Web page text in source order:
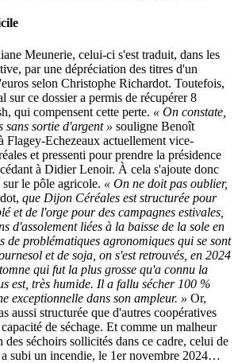
Meunerie, celui-ci s'est traduit, dans les
par une dépréciation des titres d'un
selon Christophe Richardot. Toutefois,
sur ce dossier a permis de récupérer 8
qui compensent cette perte. « On constate,
sans sortie d'argent » souligne Benoît
Flagey-Echezeaux actuellement vice-
et pressenti pour prendre la présidence
à Didier Lenoir. À cela s'ajoute donc
le pôle agricole. « On ne doit pas oublier,
que Dijon Céréales est structurée pour
et de l'orge pour des campagnes estivales,
d'assolement liées à la baisse de la sole en
de problématiques agronomiques qui se sont
et de soja, on s'est retrouvés, en 2024
qui fut la plus grosse qu'a connu la
est, très humide. Il a fallu sécher 100 %
exceptionnelle dans son ampleur. » Or,
aussi structurée que d'autres coopératives
de séchage. Et comme un malheur
séchoirs sollicités dans ce cadre, celui de
subi un incendie, le 1er novembre 2024…